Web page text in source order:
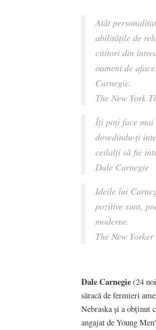
Atât
abilitățile de
cititori din
oameni de
Carnegie.
The New York
Îți poți face
dovedindu-ți
ceilalți să fie
Dale Carnegie
Ideile lui
pozitive sunt,
moderne.
The New Yorker
Dale Carnegie(24
săracă de fermieri
Nebraska şi a obţinut
angajat de Young